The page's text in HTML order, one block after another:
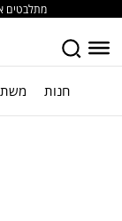
מתלבטים
חנות